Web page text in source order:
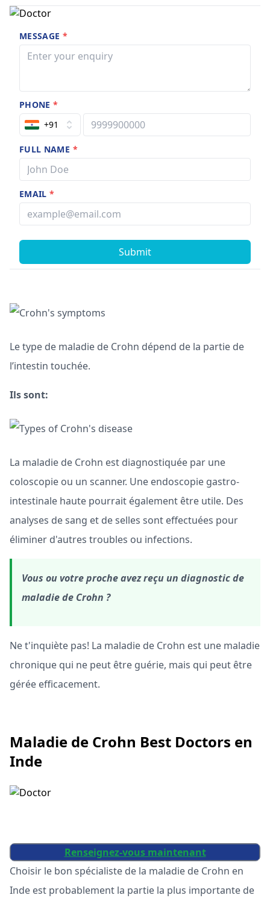
MESSAGE *
PHONE*
+91
FULL NAME *
EMAIL*
Submit
Le type de maladie de Crohn dépend de la partie de
l’intestin touchée.
Ils sont:
La maladie de Crohn est diagnostiquée par une
coloscopie ou un scanner. Une endoscopie gastro-
intestinale haute pourrait également être utile. Des
analyses de sang et de selles sont effectuées pour
éliminer d'autres troubles ou infections.
Vous ou votre proche avez reçu un diagnostic de
maladie de Crohn ?
Ne t'inquiète pas! La maladie de Crohn est une maladie
chronique qui ne peut être guérie, mais qui peut être
gérée efficacement.
Maladie de Crohn Best Doctors en
Inde
Renseignez-vous maintenant
Choisir le bon spécialiste de la maladie de Crohn en
Inde est probablement la partie la plus importante de